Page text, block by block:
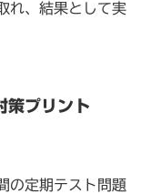
れ、結果として実
策プリント
の定期テスト問題